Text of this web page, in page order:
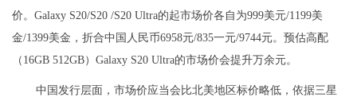
价。Galaxy S20/S20 /S20 Ultra的起市场价各自为999美元/1199美
金/1399美金，折合中国人民币6958元/835一元/9744元。预估高配
（16GB 512GB）Galaxy S20 Ultra的市场价会提升万余元。
中国发行层面，市场价应当会比北美地区标价略低，依据三星